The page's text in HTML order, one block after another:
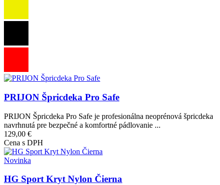
Obrázok
PRIJON Špricdeka Pro Safe
PRIJON Špricdeka Pro Safe je profesionálna neoprénová špricdeka
navrhnutá pre bezpečné a komfortné pádlovanie ...
129,00 €
Cena s DPH
Obrázok
Novinka
HG Sport Kryt Nylon Čierna